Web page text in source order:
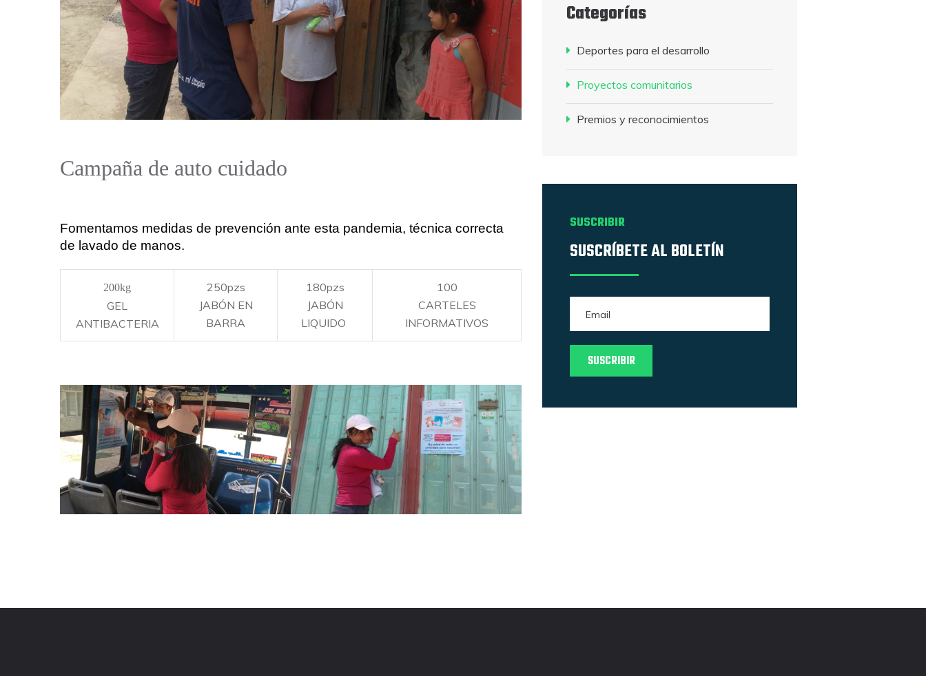
Campaña de auto cuidado
Fomentamos medidas de prevención ante esta pandemia, técnica correcta
de lavado de manos.
200kg
GEL
ANTIBACTERIA
250pzs
JABÓN EN
BARRA
180pzs
JABÓN
LIQUIDO
100
CARTELES
INFORMATIVOS
Categorías
Deportes para el desarrollo
Proyectos comunitarios
Premios y reconocimientos
SUSCRIBIR
SUSCRÍBETE AL BOLETÍN